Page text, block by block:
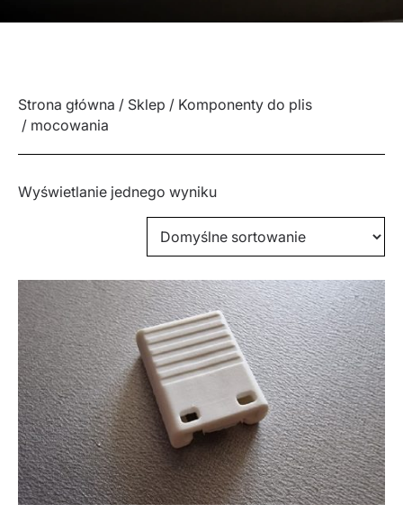
Strona główna / Sklep / Komponenty do plis
/ mocowania
Wyświetlanie jednego wyniku